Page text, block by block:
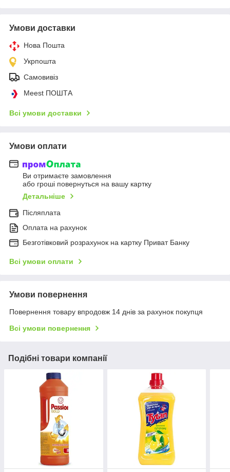
Умови доставки
Нова Пошта
Укрпошта
Самовивіз
Meest ПОШТА
Всі умови доставки
Умови оплати
Ви отримаєте замовлення
або гроші повернуться на вашу картку
Детальніше
Післяплата
Оплата на рахунок
Безготівковий розрахунок на картку Приват Банку
Всі умови оплати
Умови повернення
Повернення товару впродовж 14 днів за рахунок покупця
Всі умови повернення
Подібні товари компанії